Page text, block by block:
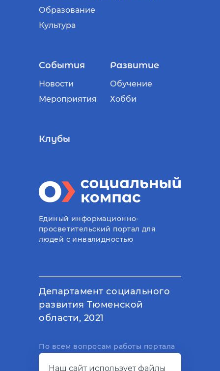
Образование
Культура
События
Новости
Мероприятия
Развитие
Обучение
Хобби
Клубы
Единый информационно-
просветительский портал для
людей с инвалидностью
Департамент социального
развития Тюменской
области, 2021
По всем вопросам работы портала
Наш сайт использует файлы